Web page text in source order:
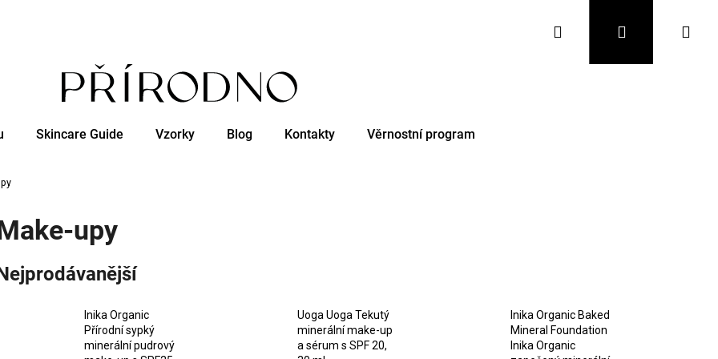
Hledat Přihlášení
Skincare Guide Vzorky Blog Kontakty Věrnostní program
upy
Inika Organic
Přírodní sypký
minerální pudrový
Uoga Uoga Tekutý
minerální make-up
a sérum s SPF 20,
Inika Organic Baked
Mineral Foundation
Inika Organic
Co potřebujete najít?
Následující